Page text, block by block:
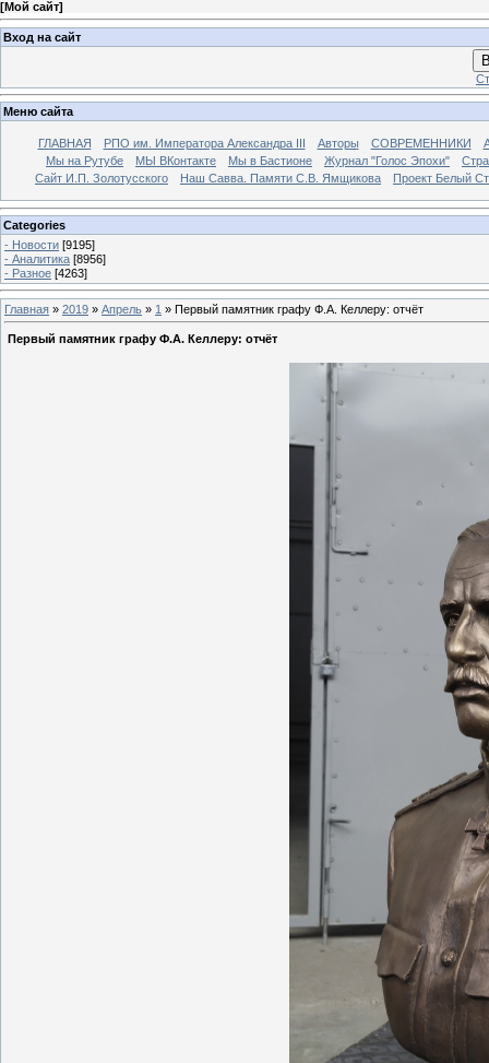
[Мой сайт]
Вход на сайт
Меню сайта
ГЛАВНАЯ РПО им. Императора Александра III Авторы СОВРЕМЕННИКИ
Мы на Рутубе
МЫ ВКонтакте Мы в Бастионе Журнал "Голос Эпохи"
Сайт И.П. Золотусского
Наш Савва. Памяти С.В. Ямщикова Проект Белый
Categories
- Новости [9195]
- Аналитика [8956]
- Разное [4263]
Главная » 2019 » Апрель » 1 » Первый памятник графу Ф.А. Келлеру: отчёт
Первый памятник графу Ф.А. Келлеру: отчёт